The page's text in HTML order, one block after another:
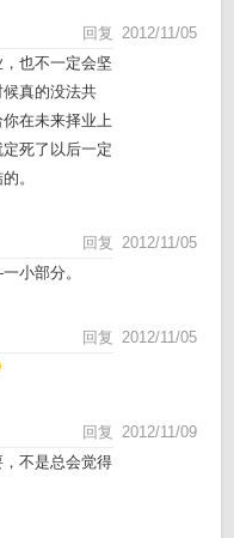
2012/11/05
回复
也不一定会坚
真的没法共
在未来择业上
死了以后一定
。
2012/11/05
回复
小部分。
2012/11/05
回复
2012/11/09
回复
不是总会觉得